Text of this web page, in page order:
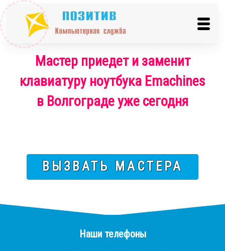
Мастер приедет и заменит
клавиатуру ноутбука Emachines
в Волгограде уже сегодня
ВЫЗВАТЬ МАСТЕРА
Наши телефоны